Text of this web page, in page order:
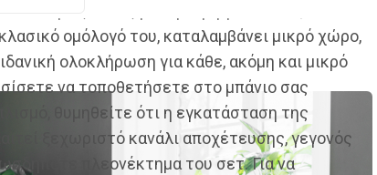
ομόλογό του, καταλαμβάνει μικρό χώρο,
ολοκλήρωση για κάθε, ακόμη και μικρό
να τοποθετήσετε στο μπάνιο σας
θυμηθείτε ότι η εγκατάσταση της
ξεχωριστό κανάλι αποχέτευσης, γεγονός
πλεονέκτημα του σετ. Για να